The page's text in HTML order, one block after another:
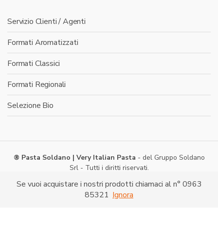
Se vuoi acquistare i nostri prodotti chiamaci al n° 0963
85321 Ignora
Servizio Clienti / Agenti
Formati Aromatizzati
Formati Classici
Formati Regionali
Selezione Bio
® Pasta Soldano | Very Italian Pasta - del Gruppo Soldano
Srl - Tutti i diritti riservati.
Via Caduti di Nassiriya -Shopping on line - P. IVA:
03286520790